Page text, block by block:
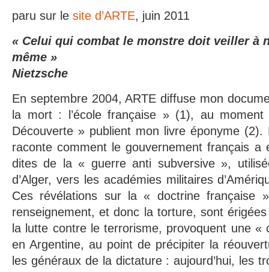
paru sur le site d’ARTE, juin 2011
« Celui qui combat le monstre doit veiller à
même »
Nietzsche
En septembre 2004, ARTE diffuse mon
la mort : l’école française » (1), au
Découverte » publient mon livre éponyme
raconte comment le gouvernement français a
dites de la « guerre anti subversive »,
d’Alger, vers les académies militaires
Ces révélations sur la « doctrine française
renseignement, et donc la torture, sont
la lutte contre le terrorisme, provoquent une «
en Argentine, au point de précipiter la
les généraux de la dictature : aujourd’hui, les